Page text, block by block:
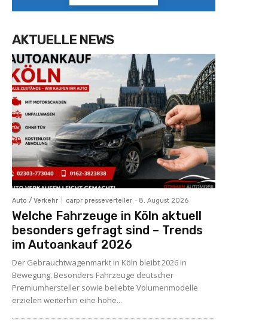
AKTUELLE NEWS
Auto / Verkehr carpr presseverteiler - 8. August 2026
Welche Fahrzeuge in Köln aktuell
besonders gefragt sind – Trends
im Autoankauf 2026
Der Gebrauchtwagenmarkt in Köln bleibt 2026 in
Bewegung. Besonders Fahrzeuge deutscher
Premiumhersteller sowie beliebte Volumenmodelle
erzielen weiterhin eine hohe...